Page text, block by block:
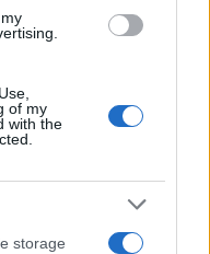
of my
with the
storage